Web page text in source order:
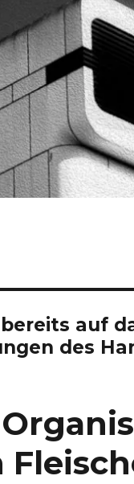
auf
des